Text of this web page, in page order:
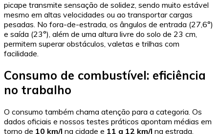
picape transmite sensação de solidez, sendo muito estável
mesmo em altas velocidades ou ao transportar cargas
pesadas. No fora-de-estrada, os ângulos de entrada (27,6°)
e saída (23°), além de uma altura livre do solo de 23 cm,
permitem superar obstáculos, valetas e trilhas com
facilidade.
Consumo de combustível: eficiência
no trabalho
O consumo também chama atenção para a categoria. Os
dados oficiais e nossos testes práticos apontam médias em
torno de 10 km/l na cidade e 11 a 12 km/l na estrada,